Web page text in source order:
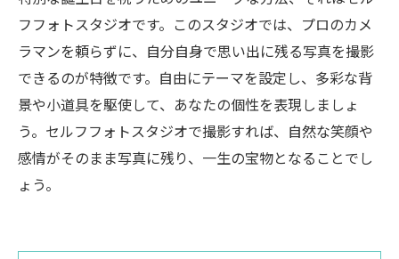
フフォトスタジオです。このスタジオでは、プロのカメ
ラマンを頼らずに、自分自身で思い出に残る写真を撮影
できるのが特徴です。自由にテーマを設定し、多彩な背
景や小道具を駆使して、あなたの個性を表現しましょ
う。セルフフォトスタジオで撮影すれば、自然な笑顔や
感情がそのまま写真に残り、一生の宝物となることでし
ょう。